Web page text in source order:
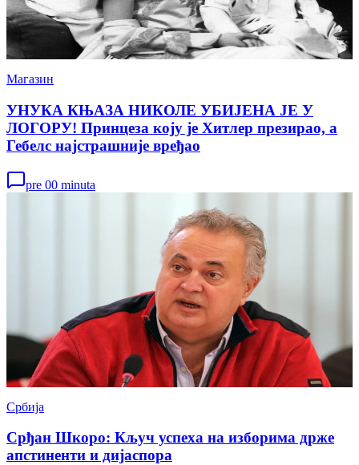
Магазин
УНУКА КЊАЗА НИКОЛЕ УБИЈЕНА ЈЕ У
ЛОГОРУ! Принцеза коју је Хитлер презирао, а
Гебелс најстрашније вређао
pre 00 minuta
Србија
Срђан Шкоро: Кључ успеха на изборима држе
апстиненти и дијаспора